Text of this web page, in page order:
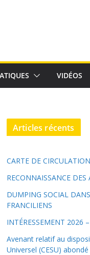
VIDÉOS
Articles récents
CARTE DE CIRCULATION
RECONNAISSANCE
DUMPING SOCIAL
FRANCILIENS
INTÉRESSEMENT 2026
Avenant relatif au
Universel (CESU) abondé